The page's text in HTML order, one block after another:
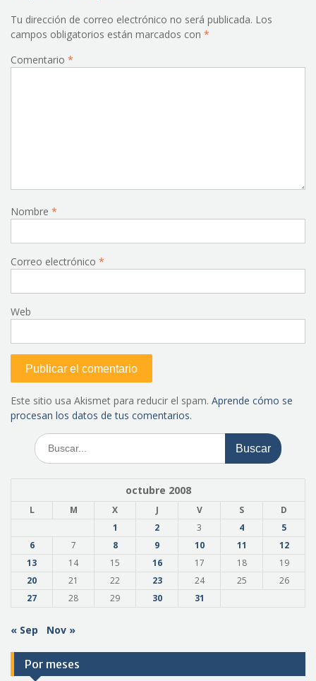
Tu dirección de correo electrónico no será publicada. Los
campos obligatorios están marcados con *
Comentario *
Nombre *
Correo electrónico *
Web
Este sitio usa Akismet para reducir el spam. Aprende cómo se
procesan los datos de tus comentarios.
Buscar:
octubre 2008
L M X J V S
D
1
2 3 4
5
6
7 8 9 10 11
12
13
14 15 16 17 18
19
20
21 22 23 24 25
26
27
28 29 30 31
« Sep Nov »
Por meses